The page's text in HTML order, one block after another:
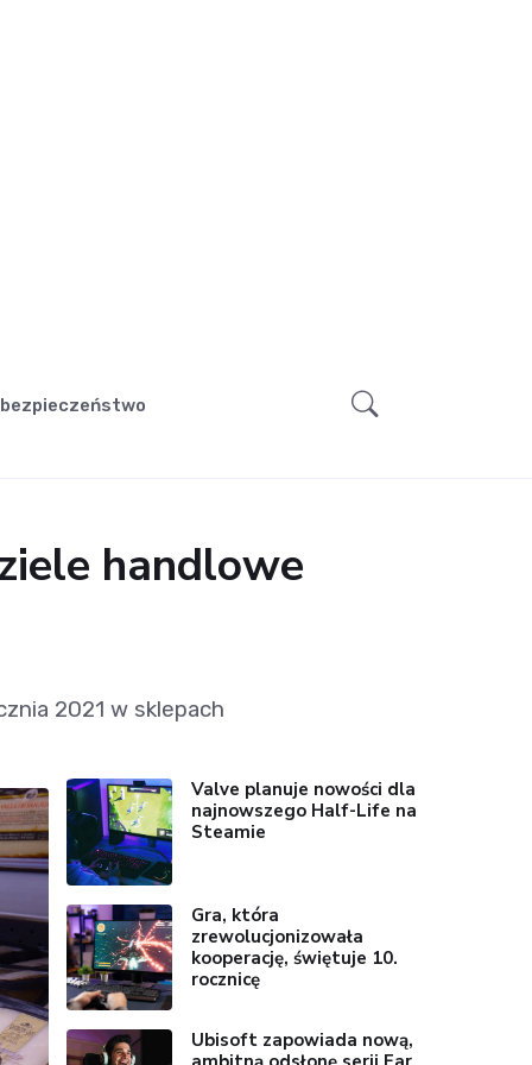
handlowe
2021 w sklepach
Valve planuje nowości dla
najnowszego Half-Life na
Steamie
Gra, która
zrewolucjonizowała
kooperację, świętuje 10.
rocznicę
Ubisoft zapowiada nową,